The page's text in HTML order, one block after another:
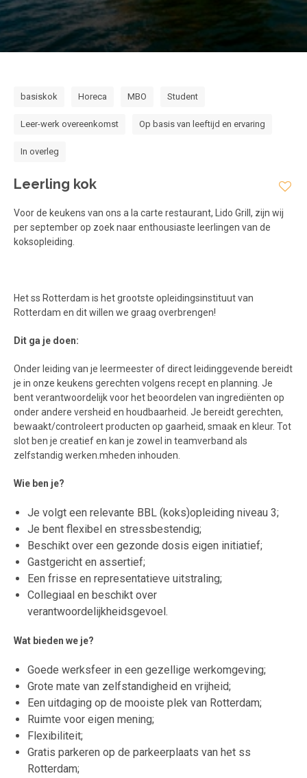
Voorwaarden en Privacy
Veelgestelde vragen
basiskok Horeca MBO Student
Leer-werk overeenkomst Op basis van leeftijd en ervaring
In overleg
Leerling kok
Voor de keukens van ons a la carte restaurant, Lido Grill, zijn wij
per september op zoek naar enthousiaste leerlingen van de
koksopleiding.
Het ss Rotterdam is het grootste opleidingsinstituut van
Rotterdam en dit willen we graag overbrengen!
Dit ga je doen:
Onder leiding van je leermeester of direct leidinggevende bereidt
je in onze keukens gerechten volgens recept en planning. Je
bent verantwoordelijk voor het beoordelen van ingrediënten op
onder andere versheid en houdbaarheid. Je bereidt gerechten,
bewaakt/controleert producten op gaarheid, smaak en kleur. Tot
slot ben je creatief en kan je zowel in teamverband als
zelfstandig werken.mheden inhouden.
Wie ben je?
Je volgt een relevante BBL (koks)opleiding niveau 3;
Je bent flexibel en stressbestendig;
Beschikt over een gezonde dosis eigen initiatief;
Gastgericht en assertief;
Een frisse en representatieve uitstraling;
Collegiaal en beschikt over
verantwoordelijkheidsgevoel.
Wat bieden we je?
Goede werksfeer in een gezellige werkomgeving;
Grote mate van zelfstandigheid en vrijheid;
Een uitdaging op de mooiste plek van Rotterdam;
Ruimte voor eigen mening;
Flexibiliteit;
Gratis parkeren op de parkeerplaats van het ss
Rotterdam;